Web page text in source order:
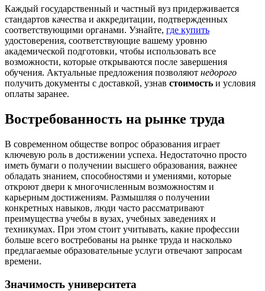
Каждый государственный и частный вуз придерживается
стандартов качества и аккредитации, подтвержденных
соответствующими органами. Узнайте, где купить
удостоверения, соответствующие вашему уровню
академической подготовки, чтобы использовать все
возможности, которые открываются после завершения
обучения. Актуальные предложения позволяют недорого
получить документы с доставкой, узнав стоимость и условия
оплаты заранее.
Востребованность на рынке труда
В современном обществе вопрос образования играет
ключевую роль в достижении успеха. Недостаточно просто
иметь бумаги о получении высшего образования, важнее
обладать знанием, способностями и умениями, которые
откроют двери к многочисленным возможностям и
карьерным достижениям. Размышляя о получении
конкретных навыков, люди часто рассматривают
преимущества учебы в вузах, учебных заведениях и
техникумах. При этом стоит учитывать, какие профессии
больше всего востребованы на рынке труда и насколько
предлагаемые образовательные услуги отвечают запросам
времени.
Значимость университета